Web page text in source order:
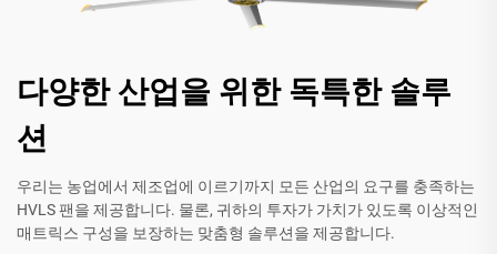
다양한 산업을 위한 독특한 솔루
션
우리는 농업에서 제조업에 이르기까지 모든 산업의 요구를 충족하는
HVLS 팬을 제공합니다. 물론, 귀하의 투자가 가치가 있도록 이상적인
매트릭스 구성을 보장하는 맞춤형 솔루션을 제공합니다.